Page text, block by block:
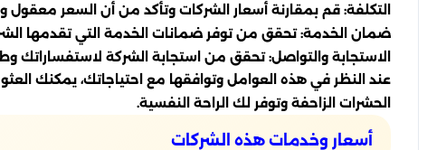
التكلفة: قم بمقارنة أسعار الشركات وتأكد من أن السعر
ضمان الخدمة: تحقق من توفر ضمانات الخدمة التي تقدمها
الاستجابة والتواصل: تحقق من استجابة الشركة
عند النظر في هذه العوامل وتوافقها مع احتياجاتك، يمكنك
الحشرات الزاحفة وتوفر لك الراحة النفسية.
أسعار وخدمات هذه الشركات